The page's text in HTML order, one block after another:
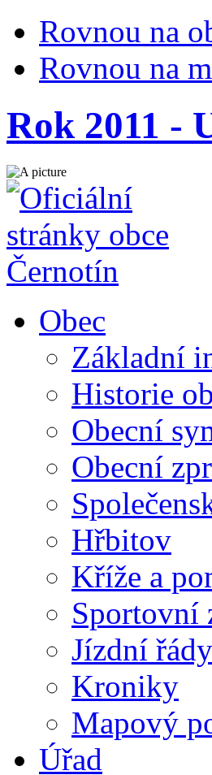
Rovnou na
Rovnou na
Rok 2011 -
Obec
Základní
Historie
Obecní
Obecní
Hřbitov
Kříže a
Sportovní
Jízdní řády
Kroniky
Mapový
Úřad